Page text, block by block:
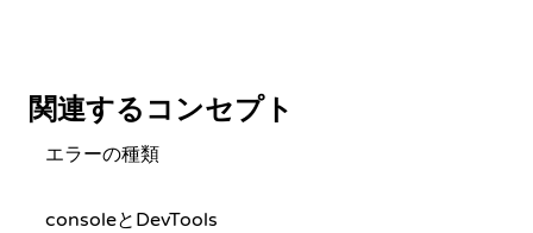
関連するコンセプト
エラーの種類
consoleとDevTools